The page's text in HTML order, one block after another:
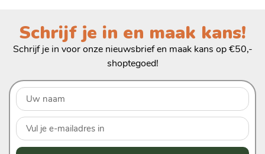
Schrijf je in en maak kans!
Schrijf je in voor onze nieuwsbrief en maak kans op €50,-
shoptegoed!